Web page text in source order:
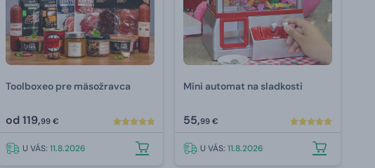
Toolboxeo pre mäsožravca
od119,99 €
U VÁS:11.8.2026
Mini automat na sladkosti
55,99 €
U VÁS:11.8.2026